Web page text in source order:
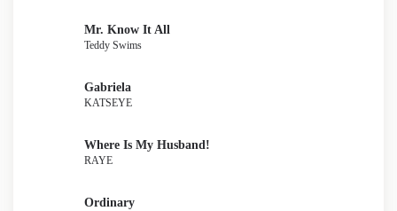
Mr. Know It All
Teddy Swims
Gabriela
KATSEYE
Where Is My Husband!
RAYE
Ordinary